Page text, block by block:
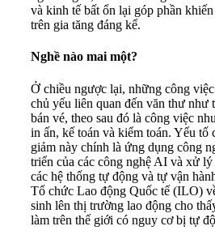
và kinh tế bất ổn lại góp phần
trên gia tăng đáng kể.
Nghề nào mai một?
Ở chiều ngược lại, những công
chủ yếu liên quan đến văn thư như
bán vé, theo sau đó là công việc
in ấn, kế toán và kiểm toán. Yếu tố
giảm này chính là ứng dụng công
triển của các công nghệ AI và xử
các hệ thống tự động và tự vận
Tổ chức Lao động Quốc tế (ILO)
sinh lên thị trường lao động cho
làm trên thế giới có nguy cơ bị tự